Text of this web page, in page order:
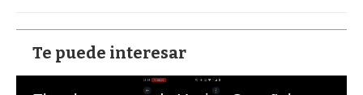
Te puede interesar